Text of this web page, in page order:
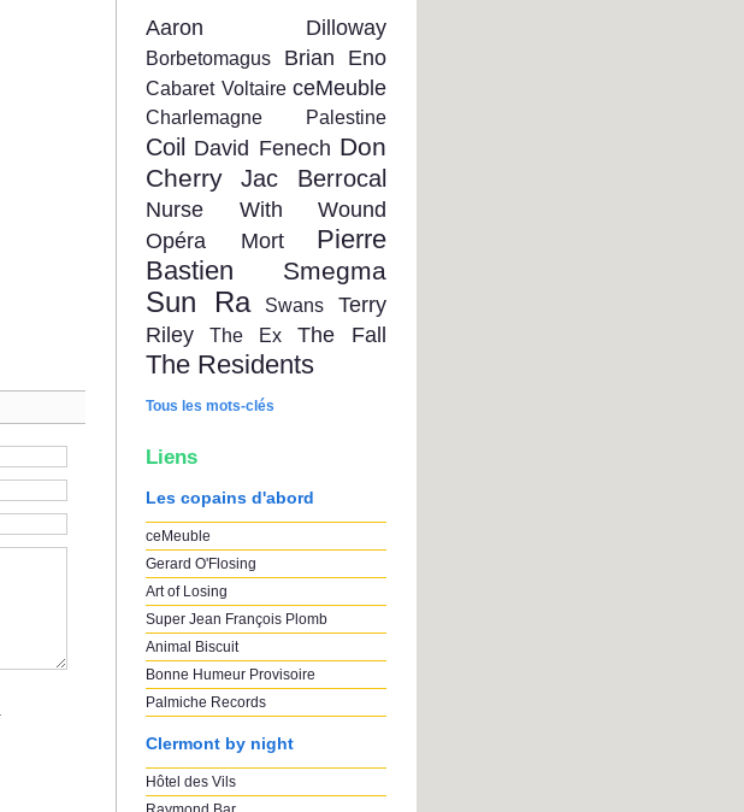
Aaron Dilloway
Borbetomagus Brian Eno
Cabaret Voltaire ceMeuble
Charlemagne Palestine
Coil David Fenech Don
Cherry
Jac Berrocal
Nurse With Wound
Opéra Mort
Pierre
Bastien
Smegma
Sun Ra Swans
Terry
Riley
The Ex The Fall
The Residents
Tous les mots-clés
Liens
Les copains d'abord
ceMeuble
Gerard O'Flosing
Art of Losing
Super Jean François Plomb
Animal Biscuit
Bonne Humeur Provisoire
Palmiche Records
Clermont by night
Hôtel des Vils